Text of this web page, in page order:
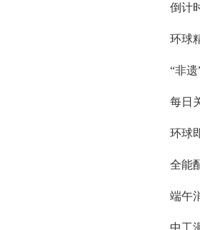
倒计
环球
“非
每日
环球
全能
端午
中工